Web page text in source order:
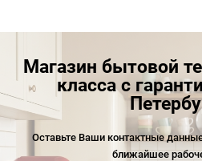
Магазин бытовой
класса с
Оставьте Ваши контактные
ближайшее